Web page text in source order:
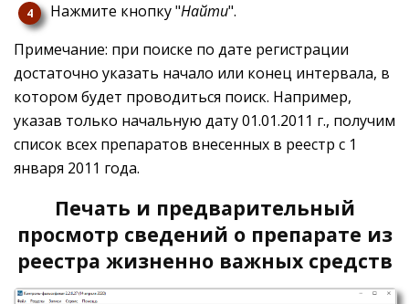
Нажмите кнопку "Найти".
Примечание: при поиске по дате регистрации
достаточно указать начало или конец интервала, в
котором будет проводиться поиск. Например,
указав только начальную дату 01.01.2011 г., получим
список всех препаратов внесенных в реестр с 1
января 2011 года.
Печать и предварительный
просмотр сведений о препарате из
реестра жизненно важных средств